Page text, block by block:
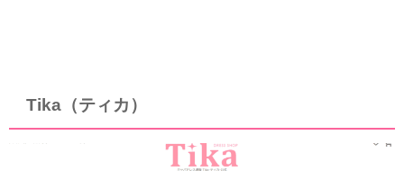
Tika（ティカ）